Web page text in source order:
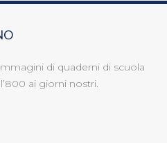
di quaderni di scuola
ai giorni nostri.